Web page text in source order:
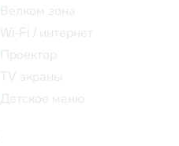
Велком зона
Wi-Fi / интернет
Проектор
TV экраны
Детское меню